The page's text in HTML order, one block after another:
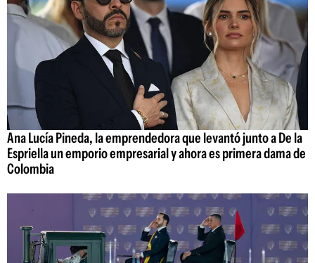
Ana Lucía Pineda, la emprendedora que levantó junto a De la
Espriella un emporio empresarial y ahora es primera dama de
Colombia